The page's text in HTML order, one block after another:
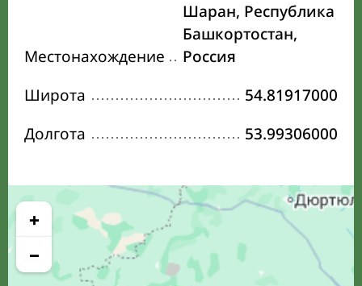
Местонахождение
Шаран, Республика
Башкортостан,
Россия
Широта
54.81917000
Долгота
53.99306000
+
−